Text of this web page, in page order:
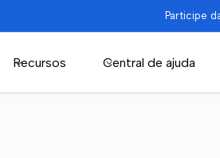
Participe
Recursos Central de ajuda